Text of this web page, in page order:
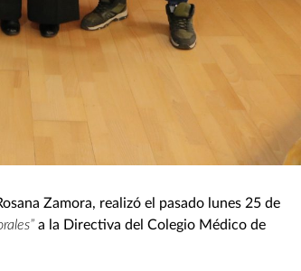
Zamora, realizó el pasado lunes 25 de
a la Directiva del Colegio Médico de